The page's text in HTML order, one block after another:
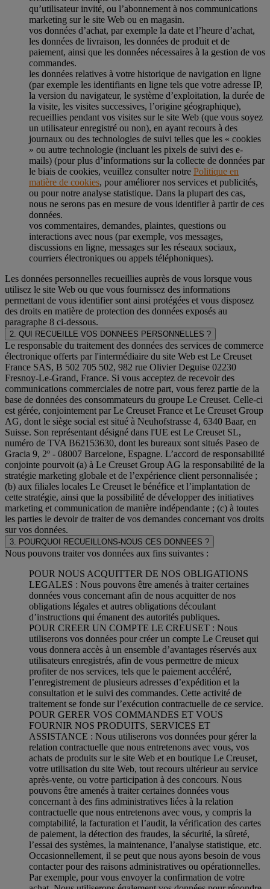
qu’utilisateur invité, ou l’abonnement à nos communications
marketing sur le site Web ou en magasin.
vos données d’achat, par exemple la date et l’heure d’achat,
les données de livraison, les données de produit et de
paiement, ainsi que les données nécessaires à la gestion de vos
commandes.
les données relatives à votre historique de navigation en ligne
(par exemple les identifiants en ligne tels que votre adresse IP,
la version du navigateur, le système d’exploitation, la durée de
la visite, les visites successives, l’origine géographique),
recueillies pendant vos visites sur le site Web (que vous soyez
un utilisateur enregistré ou non), en ayant recours à des
journaux ou des technologies de suivi telles que les « cookies
» ou autre technologie (incluant les pixels de suivi des e-
mails) (pour plus d’informations sur la collecte de données par
le biais de cookies, veuillez consulter notre Politique en
matière de cookies, pour améliorer nos services et publicités,
ou pour notre analyse statistique. Dans la plupart des cas,
nous ne serons pas en mesure de vous identifier à partir de ces
données.
vos commentaires, demandes, plaintes, questions ou
interactions avec nous (par exemple, vos messages,
discussions en ligne, messages sur les réseaux sociaux,
courriers électroniques ou appels téléphoniques).
Les données personnelles recueillies auprès de vous lorsque vous
utilisez le site Web ou que vous fournissez des informations
permettant de vous identifier sont ainsi protégées et vous disposez
des droits en matière de protection des données exposés au
paragraphe 8 ci-dessous.
2. QUI RECUEILLE VOS DONNEES PERSONNELLES ?
Le responsable du traitement des données des services de commerce
électronique offerts par l'intermédiaire du site Web est Le Creuset
France SAS, B 502 705 502, 982 rue Olivier Deguise 02230
Fresnoy-Le-Grand, France. Si vous acceptez de recevoir des
communications commerciales de notre part, vous ferez partie de la
base de données des consommateurs du groupe Le Creuset. Celle-ci
est gérée, conjointement par Le Creuset France et Le Creuset Group
AG, dont le siège social est situé à Neuhofstrasse 4, 6340 Baar, en
Suisse. Son représentant désigné dans l'UE est Le Creuset SL,
numéro de TVA B62153630, dont les bureaux sont situés Paseo de
Gracia 9, 2º - 08007 Barcelone, Espagne. L’accord de responsabilité
conjointe pourvoit (a) à Le Creuset Group AG la responsabilité de la
stratégie marketing globale et de l’expérience client personnalisée ;
(b) aux filiales locales Le Creuset le bénéfice et l’implantation de
cette stratégie, ainsi que la possibilité de développer des initiatives
marketing et communication de manière indépendante ; (c) à toutes
les parties le devoir de traiter de vos demandes concernant vos droits
sur vos données.
3. POURQUOI RECUEILLONS-NOUS CES DONNEES ?
Nous pouvons traiter vos données aux fins suivantes :
POUR NOUS ACQUITTER DE NOS OBLIGATIONS
LEGALES : Nous pouvons être amenés à traiter certaines
données vous concernant afin de nous acquitter de nos
obligations légales et autres obligations découlant
d’instructions qui émanent des autorités publiques.
POUR CREER UN COMPTE LE CREUSET : Nous
utiliserons vos données pour créer un compte Le Creuset qui
vous donnera accès à un ensemble d’avantages réservés aux
utilisateurs enregistrés, afin de vous permettre de mieux
profiter de nos services, tels que le paiement accéléré,
l’enregistrement de plusieurs adresses d’expédition et la
consultation et le suivi des commandes. Cette activité de
traitement se fonde sur l’exécution contractuelle de ce service.
POUR GERER VOS COMMANDES ET VOUS
FOURNIR NOS PRODUITS, SERVICES ET
ASSISTANCE : Nous utiliserons vos données pour gérer la
relation contractuelle que nous entretenons avec vous, vos
achats de produits sur le site Web et en boutique Le Creuset,
votre utilisation du site Web, tout recours ultérieur au service
après-vente, ou votre participation à des concours. Nous
pouvons être amenés à traiter certaines données vous
concernant à des fins administratives liées à la relation
contractuelle que nous entretenons avec vous, y compris la
comptabilité, la facturation et l’audit, la vérification des cartes
de paiement, la détection des fraudes, la sécurité, la sûreté,
l’essai des systèmes, la maintenance, l’analyse statistique, etc.
Occasionnellement, il se peut que nous ayons besoin de vous
contacter pour des raisons administratives ou opérationnelles.
Par exemple, pour vous envoyer la confirmation de votre